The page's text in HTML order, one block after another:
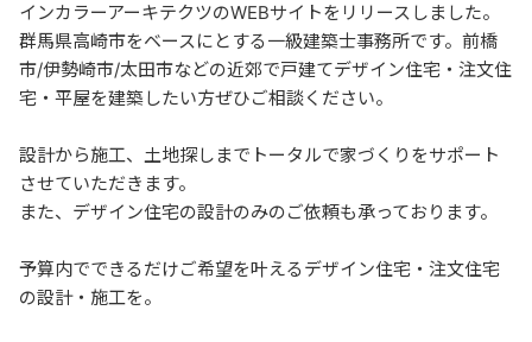
インカラーアーキテクツのWEBサイトをリリースしました。
群馬県高崎市をベースにとする一級建築士事務所です。前橋
市/伊勢崎市/太田市などの近郊で戸建てデザイン住宅・注文住
宅・平屋を建築したい方ぜひご相談ください。
設計から施工、土地探しまでトータルで家づくりをサポート
させていただきます。
また、デザイン住宅の設計のみのご依頼も承っております。
予算内でできるだけご希望を叶えるデザイン住宅・注文住宅
の設計・施工を。